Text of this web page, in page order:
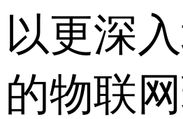
以更深
的物联